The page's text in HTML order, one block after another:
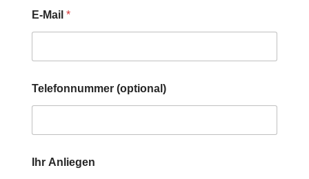
E-Mail *
Telefonnummer (optional)
Ihr Anliegen